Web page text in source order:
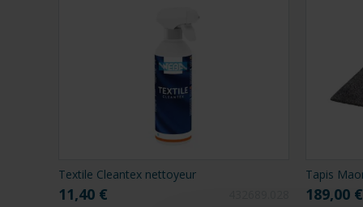
Textile Cleantex nettoyeur
11,40 €
Tapis
189,00 €